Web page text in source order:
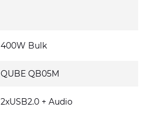
400W Bulk
QUBE QB05M
2xUSB2.0 + Audio